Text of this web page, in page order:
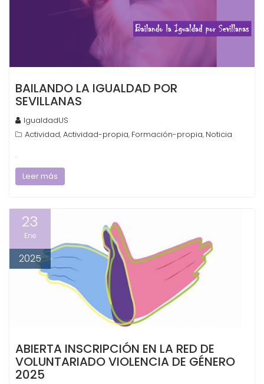
BAILANDO LA IGUALDAD POR
SEVILLANAS
IgualdadUS
Actividad,Actividad-propia, Formación-propia, Noticia
.
Leer más
23
Ene
2025
ABIERTA INSCRIPCIÓN EN LA RED DE
VOLUNTARIADO VIOLENCIA DE GÉNERO
2025